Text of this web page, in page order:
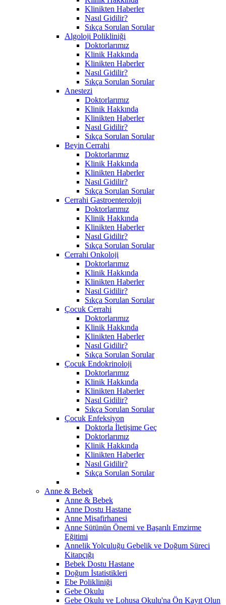
Klinikten Haberler
Nasıl Gidilir?
Sıkça Sorulan Sorular
Algoloji Polikliniği
Doktorlarımız
Klinik Hakkında
Klinikten Haberler
Nasıl Gidilir?
Sıkça Sorulan Sorular
Anestezi
Doktorlarımız
Klinik Hakkında
Klinikten Haberler
Nasıl Gidilir?
Sıkça Sorulan Sorular
Beyin Cerrahi
Doktorlarımız
Klinik Hakkında
Klinikten Haberler
Nasıl Gidilir?
Sıkça Sorulan Sorular
Cerrahi Gastroenteroloji
Doktorlarımız
Klinik Hakkında
Klinikten Haberler
Nasıl Gidilir?
Sıkça Sorulan Sorular
Cerrahi Onkoloji
Doktorlarımız
Klinik Hakkında
Klinikten Haberler
Nasıl Gidilir?
Sıkça Sorulan Sorular
Çocuk Cerrahi
Doktorlarımız
Klinik Hakkında
Klinikten Haberler
Nasıl Gidilir?
Sıkça Sorulan Sorular
Çocuk Endokrinoloji
Doktorlarımız
Klinik Hakkında
Klinikten Haberler
Nasıl Gidilir?
Sıkça Sorulan Sorular
Çocuk Enfeksiyon
Doktorla İletişime Geç
Doktorlarımız
Klinik Hakkında
Klinikten Haberler
Nasıl Gidilir?
Sıkça Sorulan Sorular
Anne & Bebek
Anne & Bebek
Anne Dostu Hastane
Anne Misafirhanesi
Anne Sütünün Önemi ve Başarılı Emzirme
Eğitimi
Annelik Yolculuğu Gebelik ve Doğum Süreci
Kitapçığı
Bebek Dostu Hastane
Doğum İstatistikleri
Ebe Polikliniği
Gebe Okulu
Gebe Okulu ve Lohusa Okulu'na Ön Kayıt Olun